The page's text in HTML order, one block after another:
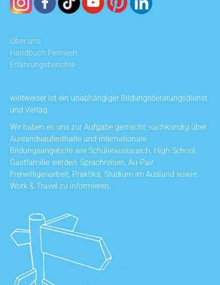
Über uns
Handbuch Fernweh
Erfahrungsberichte
weltweiser ist ein unabhängiger Bildungsberatungsdienst
und Verlag.
Wir haben es uns zur Aufgabe gemacht, sachkundig über
Auslandsaufenthalte und internationale
Bildungsangebote wie Schüleraustausch, High School,
Gastfamilie werden, Sprachreisen, Au-Pair,
Freiwilligenarbeit, Praktika, Studium im Ausland sowie
Work & Travel zu informieren.